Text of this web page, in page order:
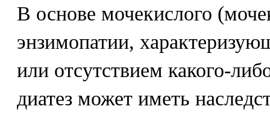
В основе мочекислого
энзимопатии,
или отсутствием какого-
диатез может иметь